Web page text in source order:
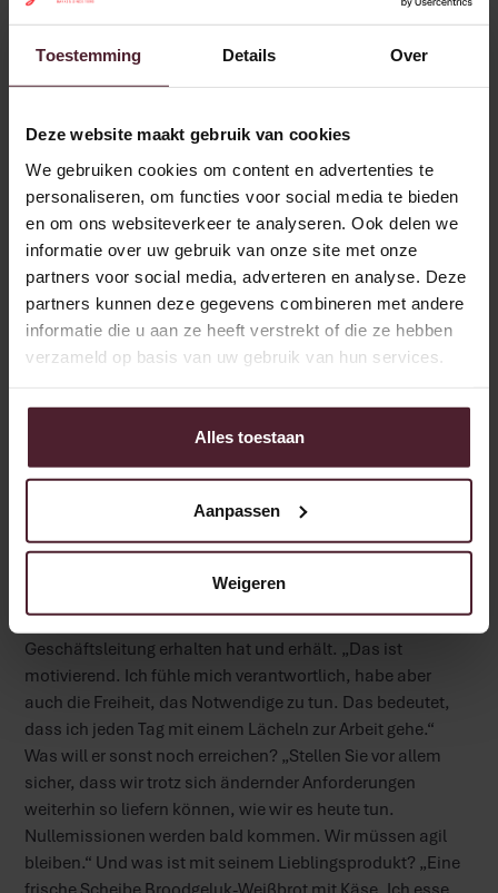
Toestemming Details Over
Deze website maakt gebruik van cookies
We gebruiken cookies om content en advertenties te
personaliseren, om functies voor social media te bieden
en om ons websiteverkeer te analyseren. Ook delen we
informatie over uw gebruik van onze site met onze
partners voor social media, adverteren en analyse. Deze
partners kunnen deze gegevens combineren met andere
informatie die u aan ze heeft verstrekt of die ze hebben
verzameld op basis van uw gebruik van hun services.
Alles toestaan
Aanpassen
Weigeren
Liebe zum Beruf und zur Kette
eigenen Leuten und Autos. Eine bewusste Entscheidung.
„Unsere Fahrer sind unsere Visitenkarte. Sie kennen die
Kunden und sind involviert. Das ist Gold wert.“ Die Flotte
besteht aus 80 Lastwagen und 15 Autos mit grauem
Nummernschild (Lieferwagen). Von diesen Lastwagen
sind 10 elektrisch. „Bakker Goedhart war früh da, aber
eine Erweiterung ist derzeit nicht möglich. Die
Ladekapazität an unseren Standorten ist maximal und die
Erweiterung dauert Jahre.“
Vertrauen und Freiheit
Die Kultur bei Bakker Goedhart beschreibt Jeroen als
warmherzig, ein echtes Familienunternehmen. „Ich bin ein
gutes Beispiel für die Karrieremöglichkeiten, die Sie hier
haben. Wenn Sie es wirklich wollen und Ihr Engagement
auch zufrieden mit den Kursen, die ihm angeboten
wurden, und mit dem Vertrauen, das er von der
Geschäftsleitung erhalten hat und erhält. „Das ist
motivierend. Ich fühle mich verantwortlich, habe aber
auch die Freiheit, das Notwendige zu tun. Das bedeutet,
dass ich jeden Tag mit einem Lächeln zur Arbeit gehe.“
Was will er sonst noch erreichen? „Stellen Sie vor allem
sicher, dass wir trotz sich ändernder Anforderungen
weiterhin so liefern können, wie wir es heute tun.
Nullemissionen werden bald kommen. Wir müssen agil
bleiben.“ Und was ist mit seinem Lieblingsprodukt? „Eine
frische Scheibe Broodgeluk-Weißbrot mit Käse. Ich esse